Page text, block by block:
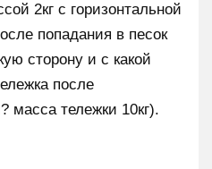
2кг с горизонтальной
попадания в песок
сторону и с какой
после
масса тележки 10кг).